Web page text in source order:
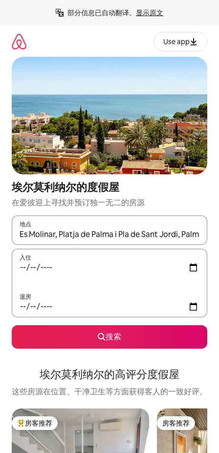
部分信息已自动翻译。 显示原文
Use app
埃尔莫利纳尔的度假屋
在爱彼迎上寻找并预订独一无二的房源
地点
如有搜索结果，请使用上下方向键查看，或通过点击或滑动手势
入住
退房
搜索
埃尔莫利纳尔的高评分度假屋
这些房源在位置、干净卫生等方面获得客人的一致好评。
热门「房客推荐」
房客推荐 房客推荐
房客推荐